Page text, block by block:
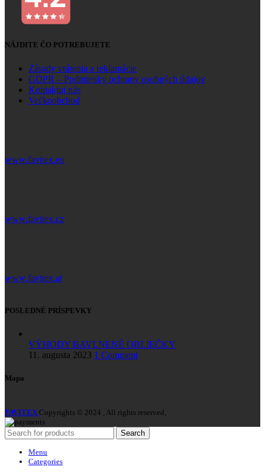
NÁJDITE ČO POTREBUJETE
Zásady vrátenia a reklamácie
GDPR – Podmienky ochrany osobných údajov
Kontaktuj nás
Veľkoobchod
www.favitex.eu
www.favitex.cz
www.favitex.at
POSLEDNÉ PRÍSPEVKY
VÝHODY BAVLNENÉ OBLIEČKY
11. augusta 2023 1 Comment
Mapa
FAVITEX Copyrights © 2024 , All rights reserved,
Search
Menu
Categories